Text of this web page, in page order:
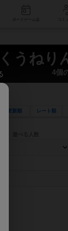
くうねり
4個
更新順 レート順
できます。
。
フ・ストーリーを指定